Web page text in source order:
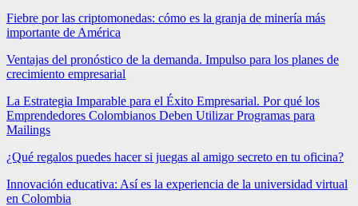
Fiebre por las criptomonedas: cómo es la granja de minería más
importante de América
Ventajas del pronóstico de la demanda. Impulso para los planes de
crecimiento empresarial
La Estrategia Imparable para el Éxito Empresarial. Por qué los
Emprendedores Colombianos Deben Utilizar Programas para
Mailings
¿Qué regalos puedes hacer si juegas al amigo secreto en tu oficina?
Innovación educativa: Así es la experiencia de la universidad virtual
en Colombia